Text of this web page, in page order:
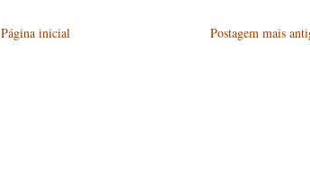
Postagem mais
Página inicial